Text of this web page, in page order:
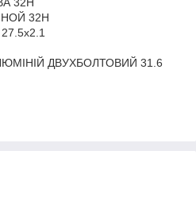
32Н
ДВУХБОЛТОВИЙ 31.6